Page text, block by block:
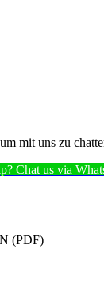
mit uns zu
Chat us via
(PDF)